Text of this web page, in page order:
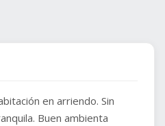
en arriendo. Sin
Buen ambienta